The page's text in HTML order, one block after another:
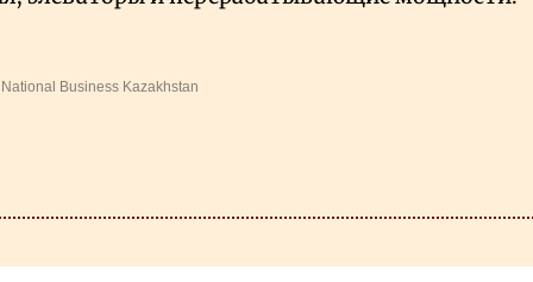
Business Kazakhstan